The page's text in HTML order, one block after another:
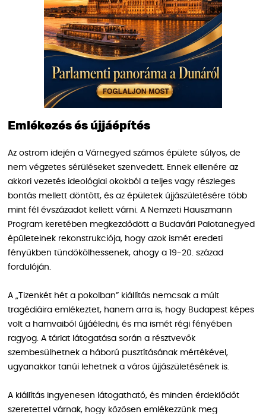
Emlékezés és újjáépítés
Az ostrom idején a Várnegyed számos épülete súlyos, de
nem végzetes sérüléseket szenvedett. Ennek ellenére az
akkori vezetés ideológiai okokból a teljes vagy részleges
bontás mellett döntött, és az épületek újjászületésére több
mint fél évszázadot kellett várni. A Nemzeti Hauszmann
Program keretében megkezdődött a Budavári Palotanegyed
épületeinek rekonstrukciója, hogy azok ismét eredeti
fényükben tündökölhessenek, ahogy a 19-20. század
fordulóján.
A „Tizenkét hét a pokolban” kiállítás nemcsak a múlt
tragédiáira emlékeztet, hanem arra is, hogy Budapest képes
volt a hamvaiból újjáéledni, és ma ismét régi fényében
ragyog. A tárlat látogatása során a résztvevők
szembesülhetnek a háború pusztításának mértékével,
ugyanakkor tanúi lehetnek a város újjászületésének is.
A kiállítás ingyenesen látogatható, és minden érdeklődőt
szeretettel várnak, hogy közösen emlékezzünk meg